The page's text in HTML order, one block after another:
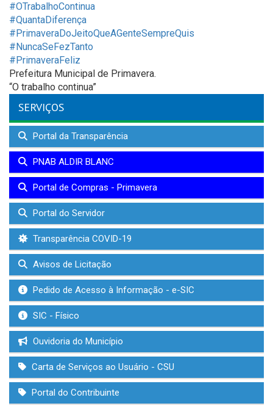
#OTrabalhoContinua
#QuantaDiferença
#PrimaveraDoJeitoQueAGenteSempreQuis
#NuncaSeFezTanto
#PrimaveraFeliz
Prefeitura Municipal de Primavera.
“O trabalho continua”
SERVIÇOS
Portal da Transparência
PNAB ALDIR BLANC
Portal de Compras - Primavera
Portal do Servidor
Transparência COVID-19
Avisos de Licitação
Pedido de Acesso à Informação - e-SIC
SIC - Físico
Ouvidoria do Município
Carta de Serviços ao Usuário - CSU
Portal do Contribuinte